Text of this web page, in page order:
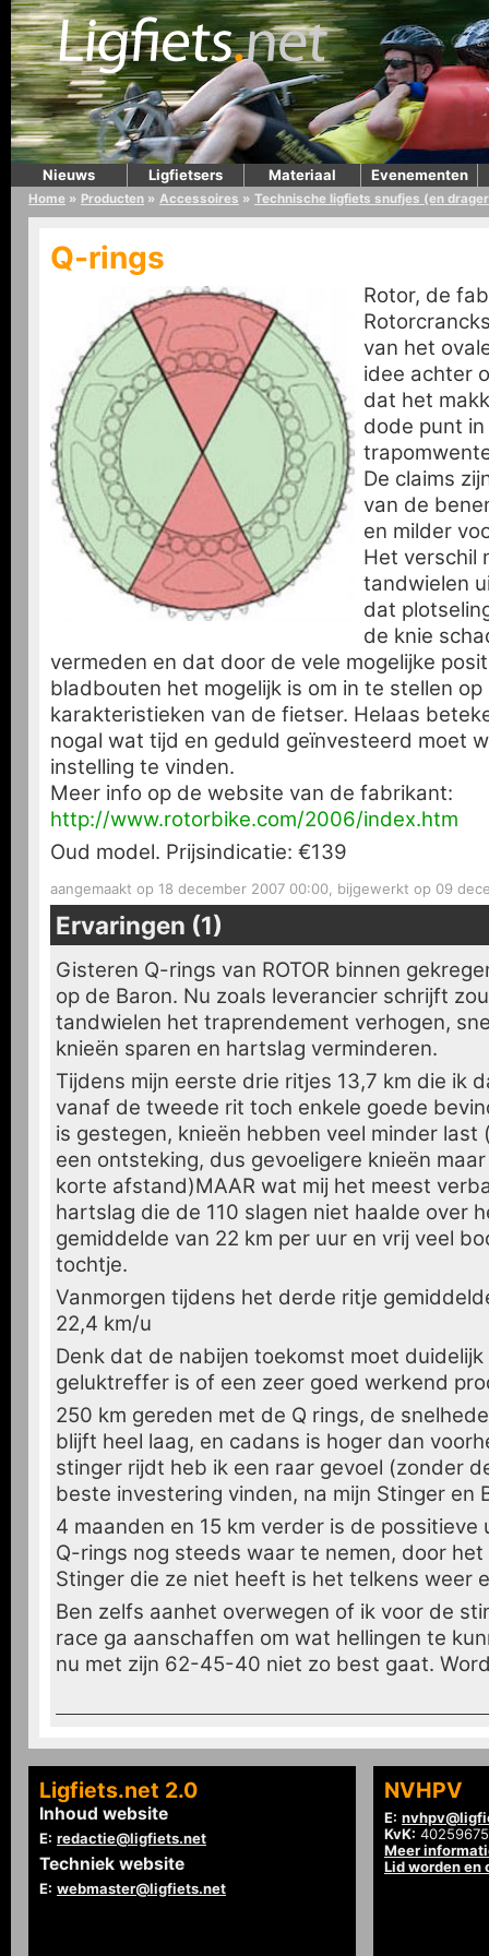
Nieuws Ligfietsers Materiaal Evenementen
Home » Producten » Accessoires » Technische ligfiets snufjes (en
Q-rings
Rotor, de
van het
idee achter
dat het
dode punt in
De claims
van de
en milder
Het verschil
tandwielen
dat
de knie
vermeden en dat door de vele mogelijke
bladbouten het mogelijk is om in te stellen
karakteristieken van de fietser. Helaas
nogal wat tijd en geduld geïnvesteerd moet
instelling te vinden.
Meer info op de website van de fabrikant:
http://www.rotorbike.com/2006/index.htm
Oud model. Prijsindicatie: €139
aangemaakt op 18 december 2007 00:00, bijgewerkt op 09
Ervaringen (1)
Gisteren Q-rings van ROTOR binnen
op de Baron. Nu zoals leverancier schrijft
tandwielen het traprendement verhogen,
knieën sparen en hartslag verminderen.
Tijdens mijn eerste drie ritjes 13,7 km die ik
vanaf de tweede rit toch enkele goede
is gestegen, knieën hebben veel minder last
een ontsteking, dus gevoeligere knieën
korte afstand)MAAR wat mij het meest
hartslag die de 110 slagen niet haalde over
gemiddelde van 22 km per uur en vrij veel
tochtje.
Vanmorgen tijdens het derde ritje
22,4 km/u
Denk dat de nabijen toekomst moet
geluktreffer is of een zeer goed werkend
250 km gereden met de Q rings, de
blijft heel laag, en cadans is hoger dan
stinger rijdt heb ik een raar gevoel (zonder
beste investering vinden, na mijn Stinger en
4 maanden en 15 km verder is de possitieve
Q-rings nog steeds waar te nemen, door
Stinger die ze niet heeft is het telkens weer
Ben zelfs aanhet overwegen of ik voor de
race ga aanschaffen om wat hellingen te
nu met zijn 62-45-40 niet zo best gaat.
Ligfiets.net 2.0
Inhoud website
E: redactie@ligfiets.net
Techniek website
E: webmaster@ligfiets.net
NVHPV
E:
KvK: 40259675
Meer
Lid worden en